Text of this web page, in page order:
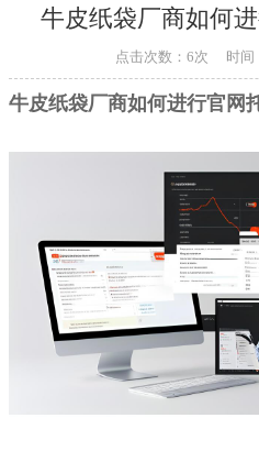
「链天下网络科技有限
牛皮纸袋厂商如何
点击次数： 6次 时间
牛皮纸袋厂商如何进行官网